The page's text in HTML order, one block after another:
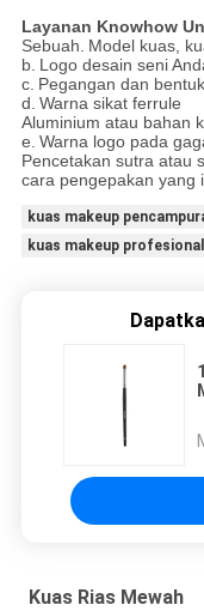
Layanan Knowhow
Sebuah. Model kuas,
b. Logo desain seni
c. Pegangan dan
d. Warna sikat ferrule
Aluminium atau bahan
e. Warna logo pada
Pencetakan sutra atau
cara pengepakan yang
kuas makeup
kuas makeup profesional
Kuas Rias Mewah